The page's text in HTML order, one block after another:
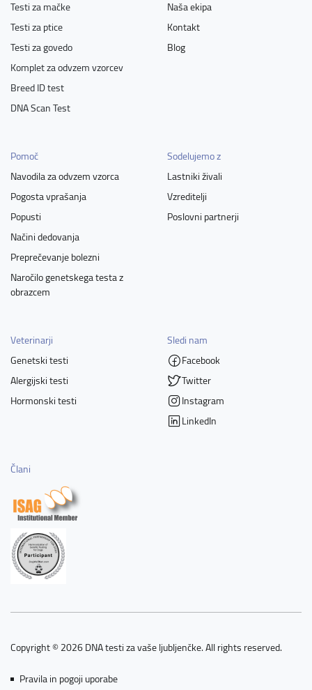
Testi za mačke
Testi za ptice
Testi za govedo
Komplet za odvzem vzorcev
Breed ID test
DNA Scan Test
Naša ekipa
Kontakt
Blog
Pomoč
Navodila za odvzem vzorca
Pogosta vprašanja
Popusti
Načini dedovanja
Preprečevanje bolezni
Naročilo genetskega testa z
obrazcem
Sodelujemo z
Lastniki živali
Vzreditelji
Poslovni partnerji
Veterinarji
Genetski testi
Alergijski testi
Hormonski testi
Sledi nam
Facebook
Twitter
Instagram
LinkedIn
Člani
Copyright © 2026 DNA testi za vaše ljubljenčke. All rights reserved.
Pravila in pogoji uporabe